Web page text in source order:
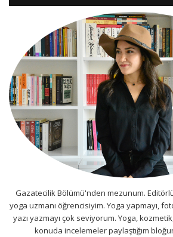
Gazatecilik Bölümü'nden mezunum.
yoga uzmanı öğrencisiyim. Yoga yapmayı,
yazı yazmayı çok seviyorum. Yoga,
konuda incelemeler paylaştığım